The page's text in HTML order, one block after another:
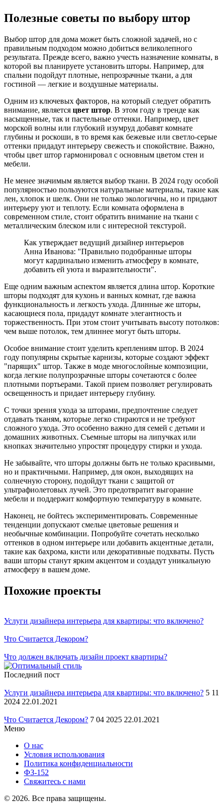
Полезные советы по выбору штор
Выбор штор для дома может быть сложной задачей, но с
правильным подходом можно добиться великолепного
результата. Прежде всего, важно учесть назначение комнаты, в
которой вы планируете установить шторы. Например, для
спальни подойдут плотные, непрозрачные ткани, а для
гостиной — легкие и воздушные материалы.
Одним из ключевых факторов, на который следует обратить
внимание, является цвет штор. В этом году в тренде как
насыщенные, так и пастельные оттенки. Например, цвет
морской волны или глубокий изумруд добавят комнате
глубины и роскоши, в то время как бежевые или светло-серые
оттенки придадут интерьеру свежесть и спокойствие. Важно,
чтобы цвет штор гармонировал с основным цветом стен и
мебели.
Не менее значимым является выбор ткани. В 2024 году особой
популярностью пользуются натуральные материалы, такие как
лен, хлопок и шелк. Они не только экологичны, но и придают
интерьеру уют и теплоту. Если комната оформлена в
современном стиле, стоит обратить внимание на ткани с
металлическим блеском или с интересной текстурой.
Как утверждает ведущий дизайнер интерьеров
Анна Иванова: "Правильно подобранные шторы
могут кардинально изменить атмосферу в комнате,
добавить ей уюта и выразительности".
Еще одним важным аспектом является длина штор. Короткие
шторы подходят для кухонь и ванных комнат, где важна
функциональность и легкость ухода. Длинные же шторы,
касающиеся пола, придадут комнате элегантность и
торжественность. При этом стоит учитывать высоту потолков:
чем выше потолок, тем длиннее могут быть шторы.
Особое внимание стоит уделить креплениям штор. В 2024
году популярны скрытые карнизы, которые создают эффект
"парящих" штор. Также в моде многослойные композиции,
когда легкие полупрозрачные шторы сочетаются с более
плотными портьерами. Такой прием позволяет регулировать
освещенность и придает интерьеру глубину.
С точки зрения ухода за шторами, предпочтение следует
отдавать тканям, которые легко стираются и не требуют
сложного ухода. Это особенно важно для семей с детьми и
домашних животных. Съемные шторы на липучках или
кнопках значительно упростят процедуру стирки и ухода.
Не забывайте, что шторы должны быть не только красивыми,
но и практичными. Например, для окон, выходящих на
солнечную сторону, подойдут ткани с защитой от
ультрафиолетовых лучей. Это предотвратит выгорание
мебели и поддержит комфортную температуру в комнате.
Наконец, не бойтесь экспериментировать. Современные
тенденции допускают смелые цветовые решения и
необычные комбинации. Попробуйте сочетать несколько
оттенков в одном интерьере или добавить акцентные детали,
такие как бахрома, кисти или декоративные подхваты. Пусть
ваши шторы станут ярким акцентом и создадут уникальную
атмосферу в вашем доме.
Похожие проекты
Услуги дизайнера интерьера для квартиры: что включено?
Что Считается Декором?
Что должен включать дизайн проект квартиры?
Последний пост
Услуги дизайнера интерьера для квартиры: что включено? 5 11
2024 22.01.2021
Что Считается Декором? 7 04 2025 22.01.2021
Меню
О нас
Условия использования
Политика конфиденциальности
ФЗ-152
Свяжитесь с нами
© 2026. Все права защищены.